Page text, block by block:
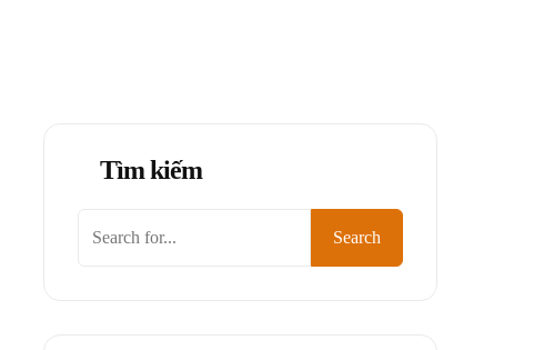
Tìm kiếm
Search